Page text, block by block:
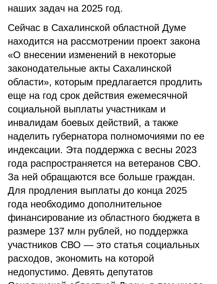
наших задач на 2025 год.
Сейчас в Сахалинской областной Думе
находится на рассмотрении проект закона
«О внесении изменений в некоторые
законодательные акты Сахалинской
области», которым предлагается продлить
еще на год срок действия ежемесячной
социальной выплаты участникам и
инвалидам боевых действий, а также
наделить губернатора полномочиями по ее
индексации. Эта поддержка с весны 2023
года распространяется на ветеранов СВО.
За ней обращаются все больше граждан.
Для продления выплаты до конца 2025
года необходимо дополнительное
финансирование из областного бюджета в
размере 137 млн рублей, но поддержка
участников СВО — это статья социальных
расходов, экономить на которой
недопустимо. Девять депутатов